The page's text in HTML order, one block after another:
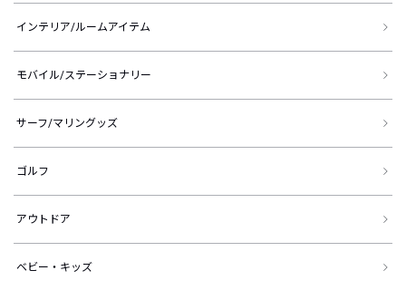
インテリア/ルームアイテム
モバイル/ステーショナリー
サーフ/マリングッズ
ゴルフ
アウトドア
ベビー・キッズ